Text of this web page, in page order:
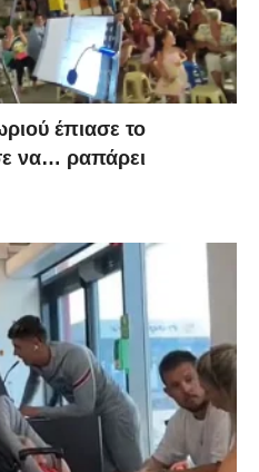
έπιασε το
να… ραπάρει